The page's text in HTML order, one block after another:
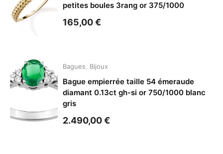
petites boules 3rang or 375/1000
165,00€
Bagues Bijoux
Bague empierrée taille 54 émeraude
diamant 0.13ct gh-si or 750/1000 blanc
gris
2.490,00€